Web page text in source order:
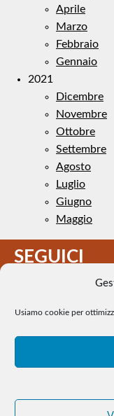
Usiamo cookie per
Aprile
Marzo
Febbraio
Gennaio
2021
Dicembre
Novembre
Ottobre
Settembre
Agosto
Luglio
Giugno
Maggio
SEGUICI
pubblico dominio.